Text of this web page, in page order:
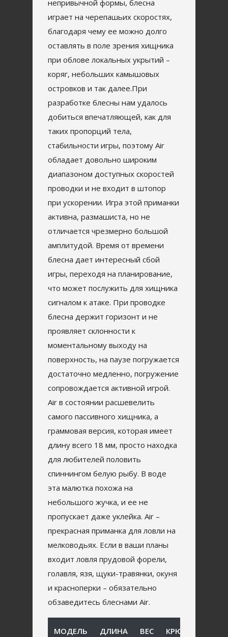
непривычной формы, блесна
играет на черепашьих скоростях,
благодаря чему ее можно долго
оставлять в поле зрения хищника
при облове локальных укрытий –
коряг, небольших камышовых
островков и так далее.При
разработке блесны нам удалось
добиться впечатляющей, как для
таких пропорций тела,
стабильности игры, поэтому Air
обладает довольно широким
диапазоном доступных скоростей
проводки и не входит в штопор
при ускорении. Игра этой приманки
активна, размашиста, но не
отличается чрезмерно большой
амплитудой. Время от времени
блесна дает интересный сбой
игры, переходя на планирование,
что может послужить для хищника
сигналом к атаке. При проводке
блесна держит горизонт и не
проявляет склонности к
моментальному выходу на
поверхность, на паузе погружается
достаточно медленно, погружение
сопровождается активной игрой.
Air в состоянии расшевелить
самого пассивного хищника, а
граммовая версия, которая имеет
длину всего 18 мм, просто находка
для любителей половить
спиннингом белую рыбу. В воде
эта малютка похожа на
небольшого жучка, и ее не
пропускает даже уклейка. Air –
прекрасная приманка для ловли на
мелководьях. Если в ваши планы
входит ловля прудовой форели,
голавля, язя, щуки-травянки, окуня
и красноперки – обязательно
обзаведитесь блеснами Air.
МОДЕЛЬ ДЛИНА ВЕС КРЮЧОК